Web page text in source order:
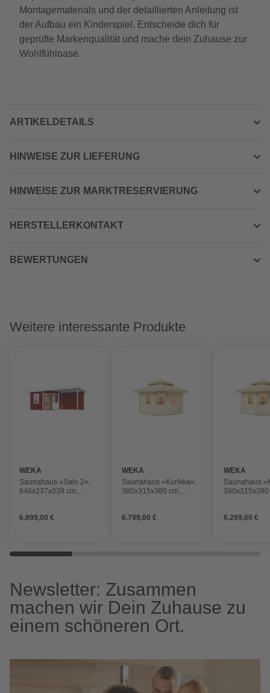
Montagematerials und der detaillierten Anleitung ist
der Aufbau ein Kinderspiel. Entscheide dich für
geprüfte Markenqualität und mache dein Zuhause zur
Wohlfühloase.
ARTIKELDETAILS
HINWEISE ZUR LIEFERUNG
HINWEISE ZUR MARKTRESERVIERUNG
HERSTELLERKONTAKT
BEWERTUNGEN
Weitere interessante Produkte
WEKA
Saunahaus »Salo 2«,
646x237x338 cm,
6.999,00 €
WEKA
Saunahaus »Kurikka«,
380x315x380 cm,
6.799,00 €
WEKA
Saunahaus
380x315x380
6.299,00 €
Newsletter: Zusammen
machen wir Dein Zuhause zu
einem schöneren Ort.